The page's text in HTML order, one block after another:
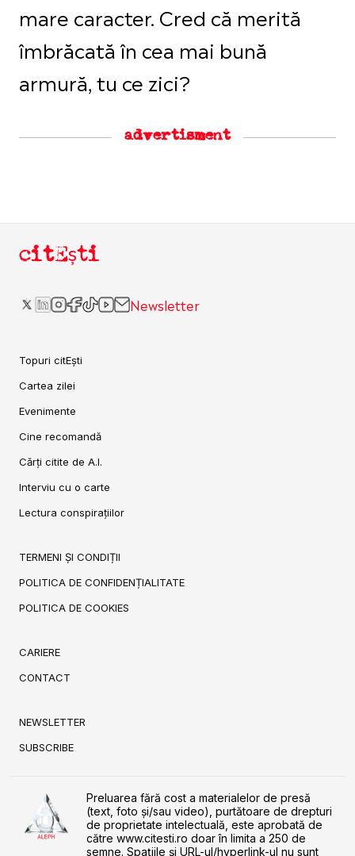
mare caracter. Cred că merită
îmbrăcată în cea mai bună
armură, tu ce zici?
advertisment
citEști
Newsletter
Topuri citEști
Cartea zilei
Evenimente
Cine recomandă
Cărți citite de A.I.
Interviu cu o carte
Lectura conspirațiilor
TERMENI ȘI CONDIȚII
POLITICA DE CONFIDENȚIALITATE
POLITICA DE COOKIES
CARIERE
CONTACT
NEWSLETTER
SUBSCRIBE
Preluarea fără cost a materialelor de presă
(text, foto și/sau video), purtătoare de drepturi
de proprietate intelectuală, este aprobată de
către www.citesti.ro doar în limita a 250 de
semne. Spaţiile şi URL-ul/hyperlink-ul nu sunt